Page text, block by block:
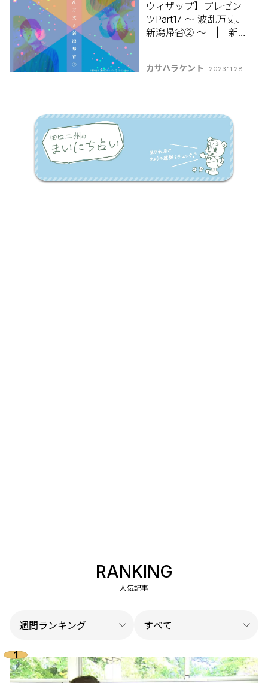
ウィザップ】プレゼン
ツPart17 ～ 波乱万丈、
新潟帰省② ～ | 新発
ばいいんですか？】
カサハラケント 2023.11.28
RANKING
人気記事